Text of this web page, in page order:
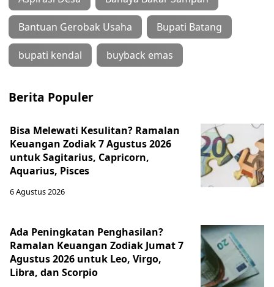
Bantuan Gerobak Usaha Bupati Batang
bupati kendal buyback emas
Berita Populer
Bisa Melewati Kesulitan? Ramalan
Keuangan Zodiak 7 Agustus 2026
untuk Sagitarius, Capricorn,
Aquarius, Pisces
6 Agustus 2026
Ada Peningkatan Penghasilan?
Ramalan Keuangan Zodiak Jumat 7
Agustus 2026 untuk Leo, Virgo,
Libra, dan Scorpio